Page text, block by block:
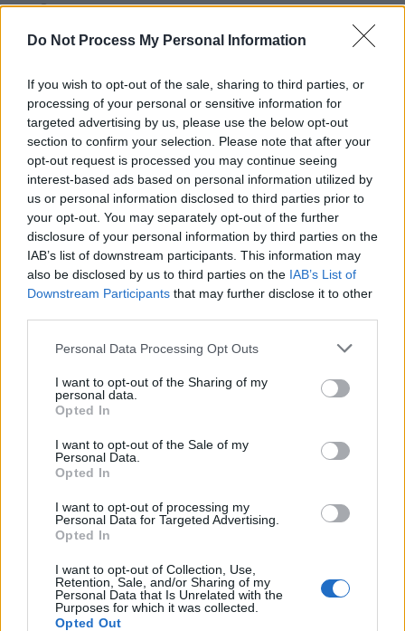
Do Not Process My Personal Information
If you wish to opt-out of the sale, sharing to third parties, or
processing of your personal or sensitive information for
targeted advertising by us, please use the below opt-out
section to confirm your selection. Please note that after your
opt-out request is processed you may continue seeing
interest-based ads based on personal information utilized by
us or personal information disclosed to third parties prior to
your opt-out. You may separately opt-out of the further
disclosure of your personal information by third parties on the
IAB’s list of downstream participants. This information may
also be disclosed by us to third parties on the IAB’s List of
Downstream Participants that may further disclose it to other
Personal Data Processing Opt Outs
I want to opt-out of the Sharing of my
personal data.
Opted In
I want to opt-out of the Sale of my
Personal Data.
Opted In
I want to opt-out of processing my
Personal Data for Targeted Advertising.
Opted In
I want to opt-out of Collection, Use,
Retention, Sale, and/or Sharing of my
Personal Data that Is Unrelated with the
Purposes for which it was collected.
Opted Out
PACE (Peia)
Acțiunea Conservatoare (Târziu)
PUSL (D. Voiculescu)
PNȚCD (Pavelescu)
PNCR (Terheș)
Partidul Patrioților (Surugiu)
FAR (Coarnă)
România pe Primul Loc (Ponta)
Altul
Arată rezultatele
ad